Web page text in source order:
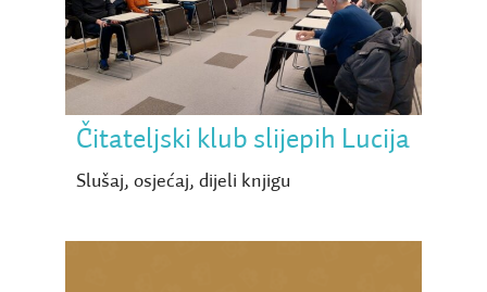
Lucija
Čitateljski klub slijepih Lucija
Slušaj, osjećaj, dijeli knjigu